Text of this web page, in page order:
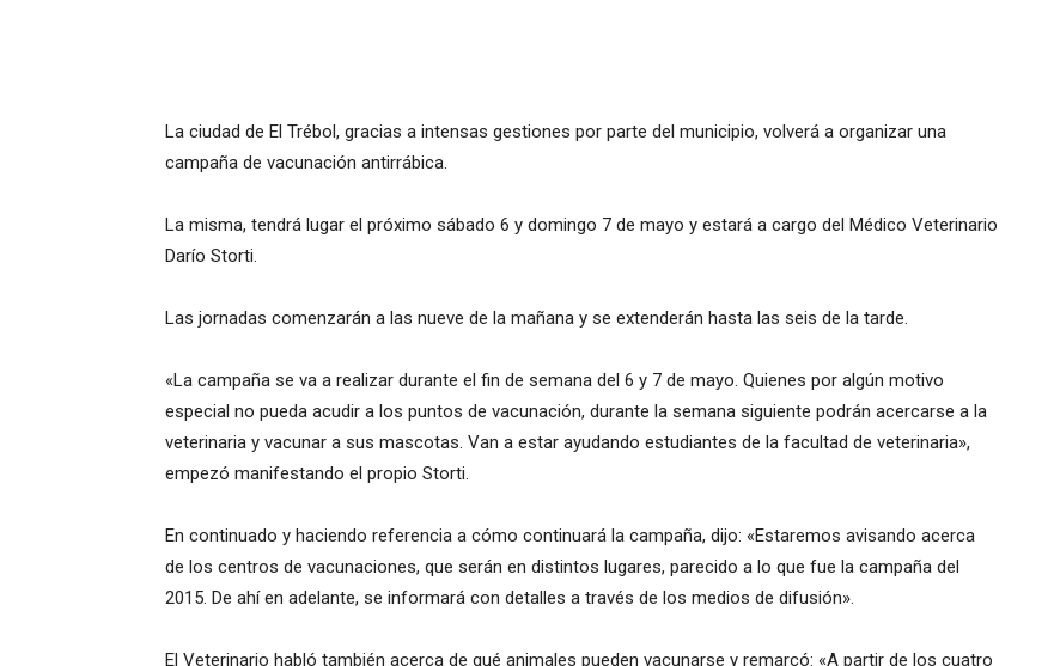
La ciudad de El Trébol, gracias a intensas gestiones por parte del municipio, volverá a organizar una
campaña de vacunación antirrábica.
La misma, tendrá lugar el próximo sábado 6 y domingo 7 de mayo y estará a cargo del Médico Veterinario
Darío Storti.
Las jornadas comenzarán a las nueve de la mañana y se extenderán hasta las seis de la tarde.
«La campaña se va a realizar durante el fin de semana del 6 y 7 de mayo. Quienes por algún motivo
especial no pueda acudir a los puntos de vacunación, durante la semana siguiente podrán acercarse a la
veterinaria y vacunar a sus mascotas. Van a estar ayudando estudiantes de la facultad de veterinaria»,
empezó manifestando el propio Storti.
En continuado y haciendo referencia a cómo continuará la campaña, dijo: «Estaremos avisando acerca
de los centros de vacunaciones, que serán en distintos lugares, parecido a lo que fue la campaña del
2015. De ahí en adelante, se informará con detalles a través de los medios de difusión».
El Veterinario habló también acerca de qué animales pueden vacunarse y remarcó: «A partir de los cuatro